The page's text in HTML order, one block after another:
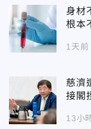
身材
根本
1天前
慈濟
接閣
13小